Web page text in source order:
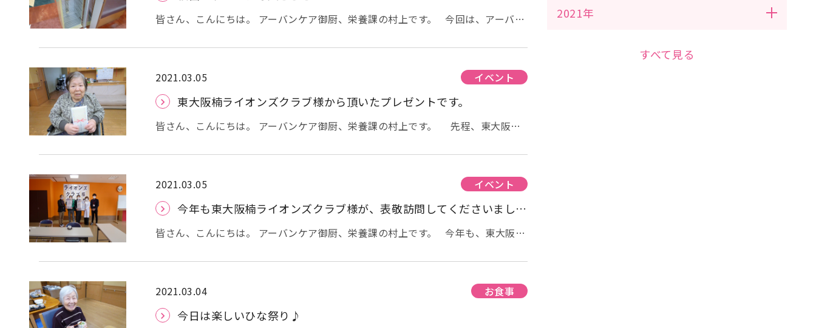
バンケア御厨では、喉詰めのリスクを避けるため、小さく丸めたお団子を用意しま
した。 抹茶味とさくら風味の、フワッと、そしてちょっともっちりとしたお団子
わ」と、皆様に大変喜んでいただきました。 おかわりをされた方もいらっしゃい
ました。 形のあるお食事が難しい方には、お汁粉をペースト状にして提供しまし
た。 暖かい日でもありましたし、少しは春らしい雰囲気を味わって頂けたかなと
皆さん、こんにちは。 アーバンケア御厨、栄養課の村上です。 今回は、アーバン
事で、やっと納入されたとの事です。 ボックス中に付けられている、殺菌灯に
パを、これで殺菌し、感染症対策を行っています。 まだ、面会を控えて頂いて
いますが、法人・施設としても可能な限りの対策をして、一刻も早いコロナの収
束・終息を願っています。
2021.03.05 イベント
東大阪楠ライオンズクラブ様から頂いたプレゼントです。
皆さん、こんにちは。 アーバンケア御厨、栄養課の村上です。 先程、東大阪楠
きました。 プレゼントは、１つ１つ丁寧に包装されたタオルです。 新型コロナ
「まぁ、今年も頂いたの？」 と、去年のことも覚えておられる方もいらっしゃい
ました。 「タオルは、いっぱい使うからね～。ありがたいね！」 と皆さま、大
変喜ばれていました。 東大阪楠ライオンズクラブ様、今年も素敵なプレゼント、
ありがとうございました。
2021.03.05 イベント
今年も東大阪楠ライオンズクラブ様が、表敬訪問してくださいまし
皆さん、こんにちは。 アーバンケア御厨、栄養課の村上です。 今年も、東大阪楠
さいました。 （去年・一昨年の様子は、こちらからご覧ください。） 新型コロナ
のこもったプレゼントを頂きました。 中身は、ご利用者様が、毎日使われるタオ
ルとの事です。 本当に、ありがとうございます。 大切に使わせていただきたいと
思います。
2021.03.04 お食事
今日は楽しいひな祭り♪
2021年
すべて見る